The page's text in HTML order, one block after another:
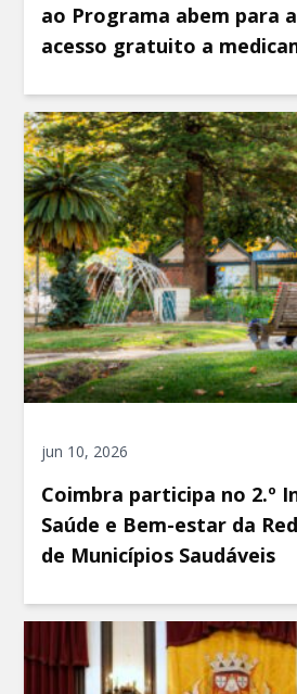
ao Programa abem para
acesso gratuito a
jun 10, 2026
Coimbra participa no 2.º
Saúde e Bem-estar da
de Municípios Saudáveis